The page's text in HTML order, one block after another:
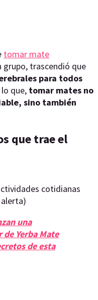
tomar mate
grupo, trascendió que
para todos
que, tomar mates no
sino también
que trae el
cotidianas
una
Yerba Mate
de esta